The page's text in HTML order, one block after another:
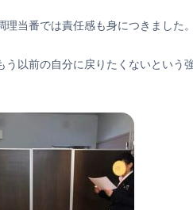
当番では責任感も身につきました。
以前の自分に戻りたくないという